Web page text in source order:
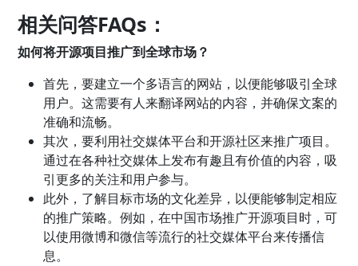
相关问答FAQs：
如何将开源项目推广到全球市场？
首先，要建立一个多语言的网站，以便能够吸引全球
用户。这需要有人来翻译网站的内容，并确保文案的
准确和流畅。
其次，要利用社交媒体平台和开源社区来推广项目。
通过在各种社交媒体上发布有趣且有价值的内容，吸
引更多的关注和用户参与。
此外，了解目标市场的文化差异，以便能够制定相应
的推广策略。例如，在中国市场推广开源项目时，可
以使用微博和微信等流行的社交媒体平台来传播信
息。